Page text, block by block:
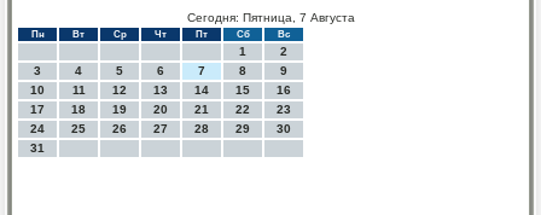
Сегодня: Пятница, 7 Августа
Пн Вт Ср Чт Пт Сб Вс
1
2
3
4 5 6 7 8
9
10
11 12 13 14 15
16
17
18 19 20 21 22
23
24
25 26 27 28 29
30
31